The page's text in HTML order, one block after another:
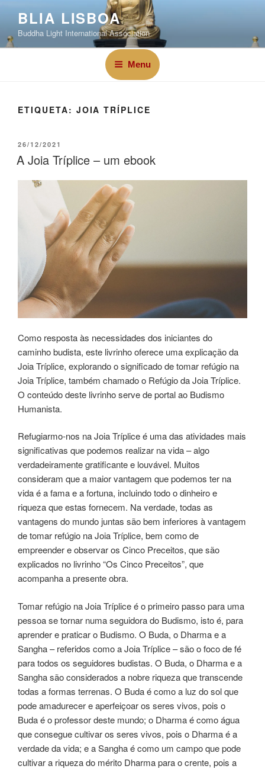
BLIA LISBOA
Buddha Light International Association
Menu
ETIQUETA: JOIA TRÍPLICE
26/12/2021
A Joia Tríplice – um ebook
Como resposta às necessidades dos iniciantes do
caminho budista, este livrinho oferece uma explicação da
Joia Tríplice, explorando o significado de tomar refúgio na
Joia Tríplice, também chamado o Refúgio da Joia Tríplice.
O conteúdo deste livrinho serve de portal ao Budismo
Humanista.
Refugiarmo-nos na Joia Tríplice é uma das atividades mais
significativas que podemos realizar na vida – algo
verdadeiramente gratificante e louvável. Muitos
consideram que a maior vantagem que podemos ter na
vida é a fama e a fortuna, incluindo todo o dinheiro e
riqueza que estas fornecem. Na verdade, todas as
vantagens do mundo juntas são bem inferiores à vantagem
de tomar refúgio na Joia Tríplice, bem como de
empreender e observar os Cinco Preceitos, que são
explicados no livrinho “Os Cinco Preceitos”, que
acompanha a presente obra.
Tomar refúgio na Joia Tríplice é o primeiro passo para uma
pessoa se tornar numa seguidora do Budismo, isto é, para
aprender e praticar o Budismo. O Buda, o Dharma e a
Sangha – referidos como a Joia Tríplice – são o foco de fé
para todos os seguidores budistas. O Buda, o Dharma e a
Sangha são considerados a nobre riqueza que transcende
todas a formas terrenas. O Buda é como a luz do sol que
pode amadurecer e aperfeiçoar os seres vivos, pois o
Buda é o professor deste mundo; o Dharma é como água
que consegue cultivar os seres vivos, pois o Dharma é a
verdade da vida; e a Sangha é como um campo que pode
cultivar a riqueza do mérito Dharma para o crente, pois a